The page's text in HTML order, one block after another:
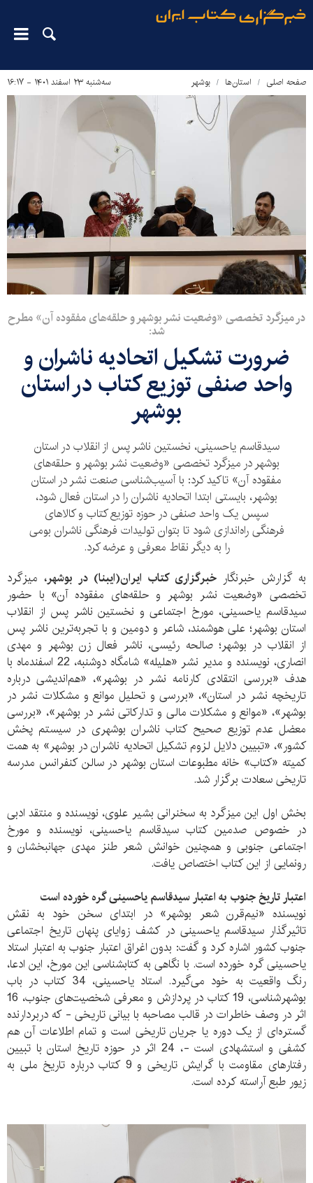
صفحه اصلی استان‌ها بوشهر سه‌شنبه ۲۳ اسفند ۱۴۰۱ - ۱۶:۱۷
در میزگرد تخصصی «وضعیت نشر بوشهر و حلقه‌های مفقوده آن» مطرح
شد:
ضرورت تشکیل اتحادیه ناشران و
واحد صنفی توزیع کتاب در استان
بوشهر
سیدقاسم یاحسینی، نخستین ناشر پس از انقلاب در استان
بوشهر در میزگرد تخصصی «وضعیت نشر بوشهر و حلقه‌های
مفقوده آن» تاکید کرد: با آسیب‌شناسی صنعت نشر در استان
بوشهر، بایستی ابتدا اتحادیه ناشران را در استان فعال شود،
سپس یک واحد صنفی در حوزه توزیع کتاب و کالاهای
فرهنگی راه‌اندازی شود تا بتوان تولیدات فرهنگی ناشران بومی
را به دیگر نقاط معرفی و عرضه کرد.
به گزارش خبرنگار خبرگزاری کتاب ایران‌(ایبنا) در بوشهر، میزگرد
تخصصی «وضعیت نشر بوشهر و حلقه‌های مفقوده آن» با حضور
سیدقاسم یاحسینی، مورخ اجتماعی و نخستین ناشر پس از انقلاب
استان بوشهر؛ علی هوشمند، شاعر و دومین و با تجربه‌ترین ناشر پس
از انقلاب در بوشهر؛ صالحه رئیسی، ناشر فعال زن بوشهر و مهدی
انصاری، نویسنده و مدیر نشر «هلیله» شامگاه دوشنبه، 22 اسفندماه با
هدف «بررسی انتقادی کارنامه نشر در بوشهر»، «هم‌اندیشی درباره
تاریخچه نشر در استان»، «بررسی و تحلیل موانع و مشکلات نشر در
بوشهر»، «موانع و مشکلات مالی و تدارکاتی نشر در بوشهر»، «بررسی
معضل عدم توزیع صحیح کتاب ناشران بوشهری در سیستم پخش
کشور»، «تبیین دلایل لزوم تشکیل اتحادیه ناشران در بوشهر» به همت
کمیته «کتاب» خانه مطبوعات استان بوشهر در سالن کنفرانس مدرسه
تاریخی سعادت برگزار شد.
بخش اول این میزگرد به سخنرانی بشیر علوی، نویسنده و منتقد ادبی
در خصوص صدمین کتاب سیدقاسم یاحسینی، نویسنده و مورخ
اجتماعی جنوبی و همچنین خوانش شعر طنز مهدی جهانبخشان و
رونمایی از این کتاب اختصاص یافت.
اعتبار تاریخ جنوب به اعتبار سیدقاسم یاحسینی گره خورده است
نویسنده «نیم‌قرن شعر بوشهر» در ابتدای سخن خود به نقش
تاثیرگذار سیدقاسم یاحسینی در کشف زوایای پنهان تاریخ اجتماعی
جنوب کشور اشاره کرد و گفت: بدون اغراق اعتبار جنوب به اعتبار استاد
یاحسینی گره خورده است. با نگاهی به کتابشناسی این مورخ، این ادعا،
رنگ واقعیت به خود می‌گیرد. استاد یاحسینی، 34 کتاب در باب
بوشهرشناسی، 19 کتاب در پردازش و معرفی شخصیت‌های جنوب، 16
اثر در وصف خاطرات در قالب مصاحبه با بیانی تاریخی - که دربردارنده
گستره‌ای از یک دوره یا جریان تاریخی است و تمام اطلاعات آن هم
کشفی و استشهادی است -، 24 اثر در حوزه تاریخ استان با تبیین
رفتارهای مقاومت با گرایش تاریخی و 9 کتاب درباره تاریخ ملی به
زیور طبع آراسته کرده است.